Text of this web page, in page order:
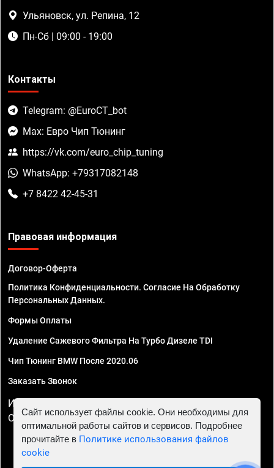
Ульяновск, ул. Репина, 12
Пн-Сб | 09:00 - 19:00
Контакты
Telegram: @EuroCT_bot
Max: Евро Чип Тюнинг
https://vk.com/euro_chip_tuning
WhatsApp: +79317082148
+7 8422 42-45-31
Правовая информация
Договор-Оферта
Политика Конфиденциальности. Согласие На Обработку
Персональных Данных.
Формы Оплаты
Удаление Сажевого Фильтра На Турбо Дизеле TDI
Чип Тюнинг BMW После 2020.06
Заказать Звонок
ИП Смирнов Георгий Павлович. ИНН 781302555843,
ОГРНИП 324470400032610
Сайт использует файлы cookie. Они необходимы для
оптимальной работы сайтов и сервисов. Подробнее
прочитайте в Политике использования файлов
cookie